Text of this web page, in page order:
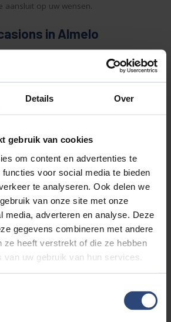
Details Over
gebruik van cookies
om content en advertenties te
voor social media te bieden
te analyseren. Ook delen we
van onze site met onze
media, adverteren en analyse. Deze
gegevens combineren met andere
ze heeft verstrekt of die ze hebben
uw gebruik van hun services.
aansluit op uw wensen.
in Almelo
CarSelexy dealer. Dat betekent dat u bij
autos vindt met lage kilometerstanden
CarSelexy occasions zijn extra
dealeronderhouden zijn en standaard
een professionele afleverbeurt. Zo weet
van uw volgende auto.
of leasen in Almelo
van een auto in een keer
Auto Aaltink flexibele mogelijkheden
private lease:
afgestemd op uw budget
langere looptijden
weet waar u aan toe bent
onderhoud en verzekering
financiering die bij uw situatie past.